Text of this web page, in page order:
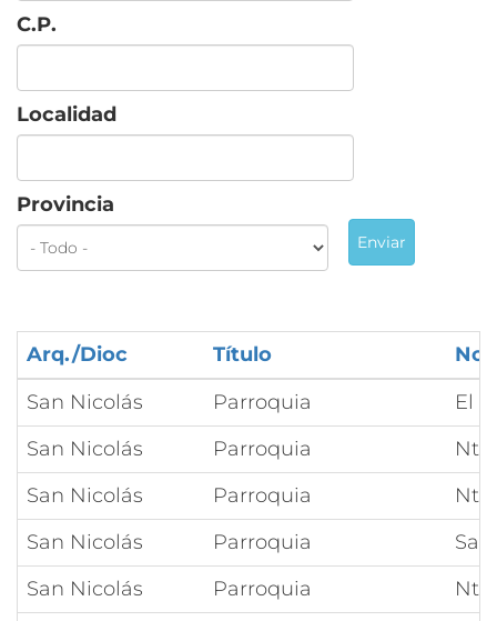
C.P.
Localidad
Provincia
Enviar
Arq./Dioc Título
San Nicolás
Parroquia
El
San Nicolás
Parroquia
San Nicolás
Parroquia
San Nicolás
Parroquia
San Nicolás
Parroquia